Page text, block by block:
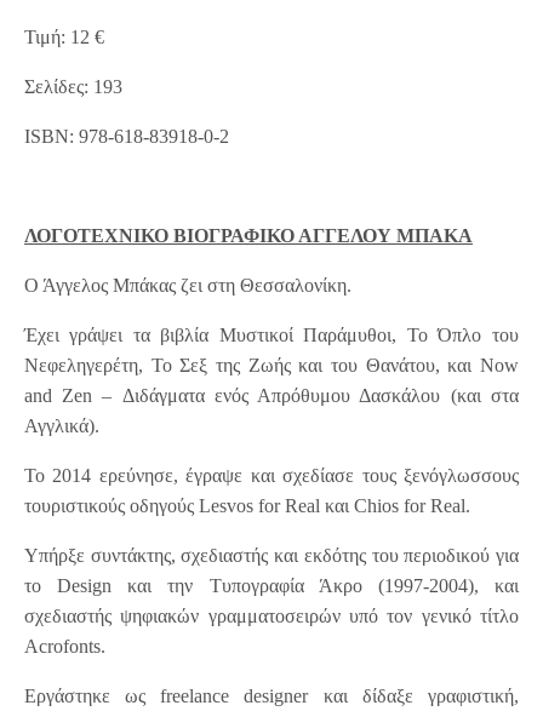
Τιμή: 12 €
Σελίδες: 193
ISBN: 978-618-83918-0-2
ΛΟΓΟΤΕΧΝΙΚΟ ΒΙΟΓΡΑΦΙΚΟ ΑΓΓΕΛΟΥ ΜΠΑΚΑ
Ο Άγγελος Μπάκας ζει στη Θεσσαλονίκη.
Έχει γράψει τα βιβλία Μυστικοί Παράμυθοι, Το Όπλο του
Νεφεληγερέτη, Το Σεξ της Ζωής και του Θανάτου, και Now
and Zen – Διδάγματα ενός Απρόθυμου Δασκάλου (και στα
Αγγλικά).
Το 2014 ερεύνησε, έγραψε και σχεδίασε τους ξενόγλωσσους
τουριστικούς οδηγούς Lesvos for Real και Chios for Real.
Υπήρξε συντάκτης, σχεδιαστής και εκδότης του περιοδικού για
το Design και την Τυπογραφία Άκρο (1997-2004), και
σχεδιαστής ψηφιακών γραμματοσειρών υπό τον γενικό τίτλο
Acrofonts.
Εργάστηκε ως freelance designer και δίδαξε γραφιστική,